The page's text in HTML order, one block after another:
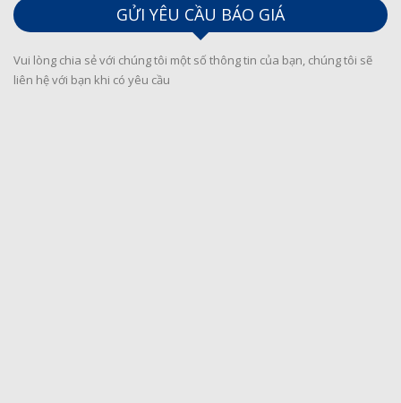
GỬI YÊU CẦU BÁO GIÁ
Vui lòng chia sẻ với chúng tôi một số thông tin của bạn, chúng tôi sẽ
liên hệ với bạn khi có yêu cầu